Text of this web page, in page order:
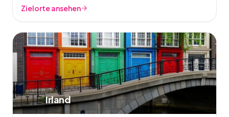
Zielorte ansehen
🇮🇪Irland